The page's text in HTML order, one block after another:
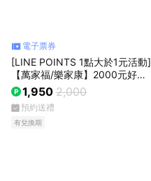
電子票券
[LINE POINTS 1點大於1元活動]
【萬家福/樂家康】2000元好禮
即享券(本券無法存入錢包中使
用)
1,950 2,000
預約送禮
有兌換期